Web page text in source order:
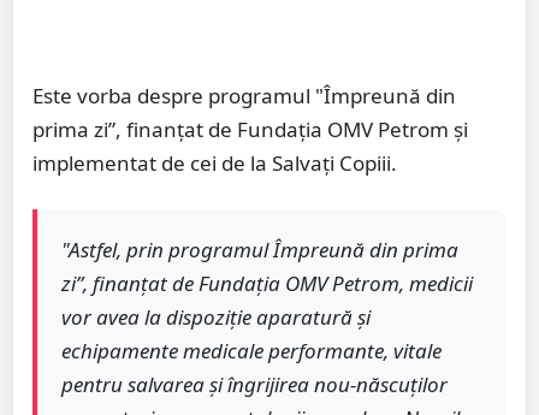
Este vorba despre programul "Împreună din
prima zi”, finanțat de Fundația OMV Petrom și
implementat de cei de la Salvați Copiii.
"Astfel, prin programul Împreună din prima
zi”, finanțat de Fundația OMV Petrom, medicii
vor avea la dispoziție aparatură și
echipamente medicale performante, vitale
pentru salvarea și îngrijirea nou-născuților